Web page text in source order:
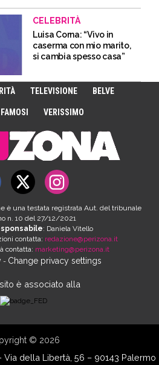
CELEBRITÀ
Luisa Corna: “Vivo in
caserma con mio marito,
si cambia spesso casa”
TELEVISIONE BELVE
VERISSIMO
è una testata registrata Aut. del tribunale
n. 10 del 27/12/2021
: Daniela Vitello
contatta: redazione@perizona.it
contatta: marketing@perizona.it
- Change privacy settings
è associato alla
© 2026
Via della Libertà, 56 – 90143 Palermo